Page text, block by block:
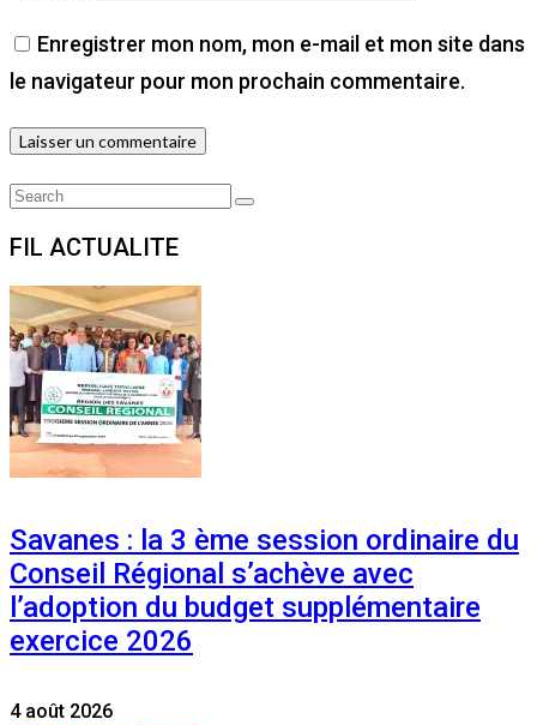
Enregistrer mon nom, mon e-mail et mon site dans
le navigateur pour mon prochain commentaire.
Search
Search
FIL ACTUALITE
Savanes : la 3 ème session ordinaire du
Conseil Régional s’achève avec
l’adoption du budget supplémentaire
exercice 2026
4 août 2026